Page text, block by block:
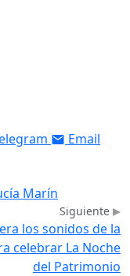
Email
Marín
Siguiente
los sonidos de la
celebrar La Noche
del Patrimonio